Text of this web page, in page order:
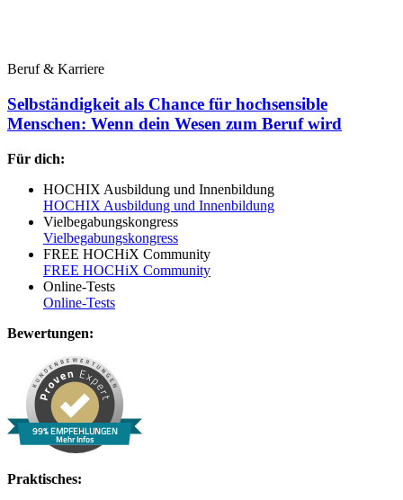
Beruf & Karriere
Selbständigkeit als Chance für hochsensible
Menschen: Wenn dein Wesen zum Beruf wird
Für dich:
HOCHIX Ausbildung und Innenbildung
HOCHIX Ausbildung und Innenbildung
Vielbegabungskongress
Vielbegabungskongress
FREE HOCHiX Community
FREE HOCHiX Community
Online-Tests
Online-Tests
Bewertungen:
99% EMPFEHLUNGEN
Mehr Infos
Praktisches: